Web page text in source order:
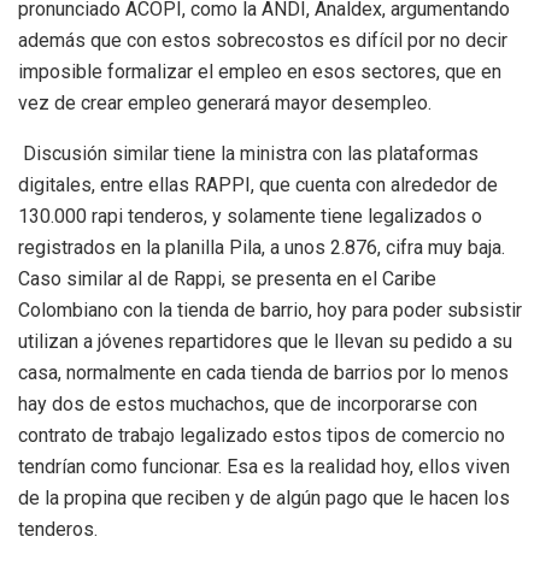
pronunciado ACOPI, como la ANDI, Analdex, argumentando
además que con estos sobrecostos es difícil por no decir
imposible formalizar el empleo en esos sectores, que en
vez de crear empleo generará mayor desempleo.
Discusión similar tiene la ministra con las plataformas
digitales, entre ellas RAPPI, que cuenta con alrededor de
130.000 rapi tenderos, y solamente tiene legalizados o
registrados en la planilla Pila, a unos 2.876, cifra muy baja.
Caso similar al de Rappi, se presenta en el Caribe
Colombiano con la tienda de barrio, hoy para poder subsistir
utilizan a jóvenes repartidores que le llevan su pedido a su
casa, normalmente en cada tienda de barrios por lo menos
hay dos de estos muchachos, que de incorporarse con
contrato de trabajo legalizado estos tipos de comercio no
tendrían como funcionar. Esa es la realidad hoy, ellos viven
de la propina que reciben y de algún pago que le hacen los
tenderos.